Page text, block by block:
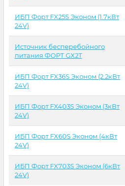
ИБП Форт FX25S Эконом (1.7кВт
24V)
Источник бесперебойного
питания ФОРТ GX2T
ИБП Форт FX36S Эконом (2.2кВт
24V)
ИБП Форт FX403S Эконом (3кВт
24V)
ИБП Форт FX60S Эконом (4кВт
24V)
ИБП Форт FX703S Эконом (6кВт
24V)